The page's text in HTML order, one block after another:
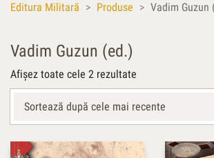
Editura Militară > Produse > Vadim Guzun
Vadim Guzun (ed.)
Afișez toate cele 2 rezultate
după
cele
Sortează după cele mai recente